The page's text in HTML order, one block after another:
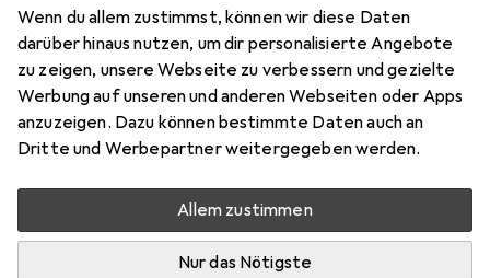
Wenn du allem zustimmst, können wir diese Daten
darüber hinaus nutzen, um dir personalisierte Angebote
zu zeigen, unsere Webseite zu verbessern und gezielte
Werbung auf unseren und anderen Webseiten oder Apps
anzuzeigen. Dazu können bestimmte Daten auch an
Dritte und Werbepartner weitergegeben werden.
Allem zustimmen
Nur das Nötigste
cm X Silber
Hier findest du passendes Zubehör zum Produkt VCM
Büromöbel Eckschreibtisch Lona Tiefe 50 cm X Silber.
Relevanz
Produktliste
Keine Produkte gefunden